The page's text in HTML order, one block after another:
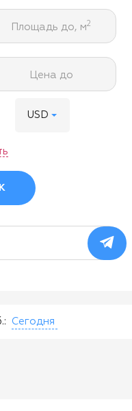
Площадь до, м2
Цена до
USD
Сегодня